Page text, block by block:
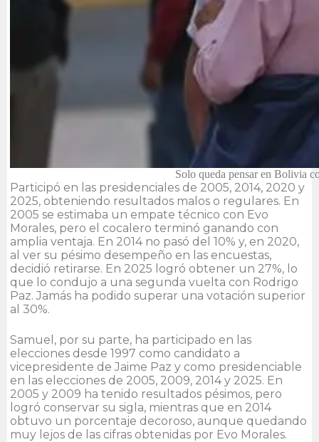
Solo queda pensar en Bolivia
Participó en las presidenciales de 2005, 2014, 2020 y
2025, obteniendo resultados malos o regulares. En
2005 se estimaba un empate técnico con Evo
Morales, pero el cocalero terminó ganando con
amplia ventaja. En 2014 no pasó del 10% y, en 2020,
al ver su pésimo desempeño en las encuestas,
decidió retirarse. En 2025 logró obtener un 27%, lo
que lo condujo a una segunda vuelta con Rodrigo
Paz. Jamás ha podido superar una votación superior
al 30%.
Samuel, por su parte, ha participado en las
elecciones desde 1997 como candidato a
vicepresidente de Jaime Paz y como presidenciable
en las elecciones de 2005, 2009, 2014 y 2025. En
2005 y 2009 ha tenido resultados pésimos, pero
logró conservar su sigla, mientras que en 2014
obtuvo un porcentaje decoroso, aunque quedando
muy lejos de las cifras obtenidas por Evo Morales.